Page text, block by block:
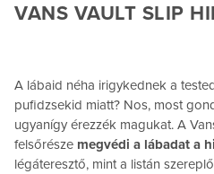
VANS VAULT SLIP
A lábaid néha irigykednek a
pufidzsekid miatt? Nos, most
ugyanígy érezzék magukat. A
felsőrésze megvédi a lábadat a
légáteresztő, mint a listán